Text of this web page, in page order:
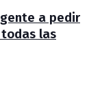
gente a pedir
las